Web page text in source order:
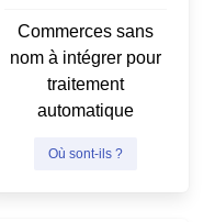
Commerces sans
nom à intégrer pour
traitement
automatique
Où sont-ils ?